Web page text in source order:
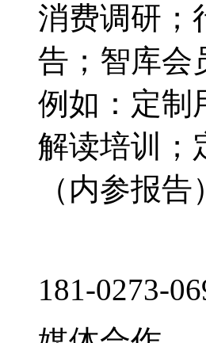
消费调研；
告；智库会
例如：定制
解读培训；
（内参报告）
181-0273-